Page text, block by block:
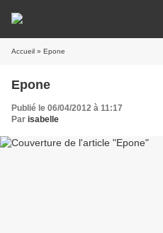
Accueil » Epone
Epone
Publié le 06/04/2012 à 11:17
Par isabelle